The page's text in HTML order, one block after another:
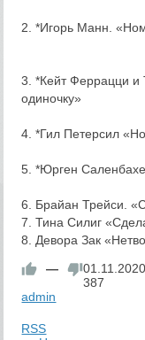
2. *Игорь Манн.
3. *Кейт Феррацци и
одиночку»
4. *Гил Петерсил
5. *Юрген
6. Брайан Трейси.
7. Тина Силиг
8. Девора Зак
—
01.11.2020
387
admin
RSS